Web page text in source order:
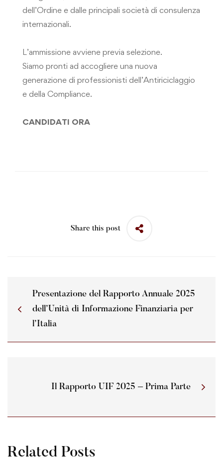
dell’Ordine e dalle principali società di consulenza
internazionali.
L’ammissione avviene previa selezione.
Siamo pronti ad accogliere una nuova
generazione di professionisti dell’Antiriciclaggio
e della Compliance.
CANDIDATI ORA
Share this post
Presentazione del Rapporto Annuale 2025
dell’Unità di Informazione Finanziaria per
l’Italia
Il Rapporto UIF 2025 – Prima Parte
Related Posts